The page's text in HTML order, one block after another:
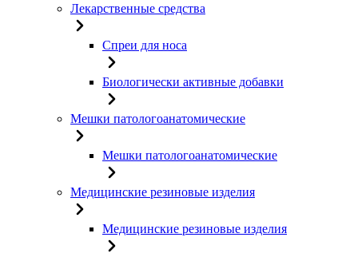
Лекарственные средства
Спреи для носа
Биологически активные добавки
Мешки патологоанатомические
Мешки патологоанатомические
Медицинские резиновые изделия
Медицинские резиновые изделия